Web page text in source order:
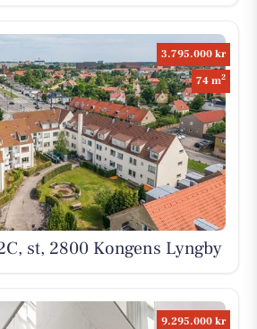
3.795.000 kr
74 m2
st, 2800 Kongens Lyngby
9.295.000 kr